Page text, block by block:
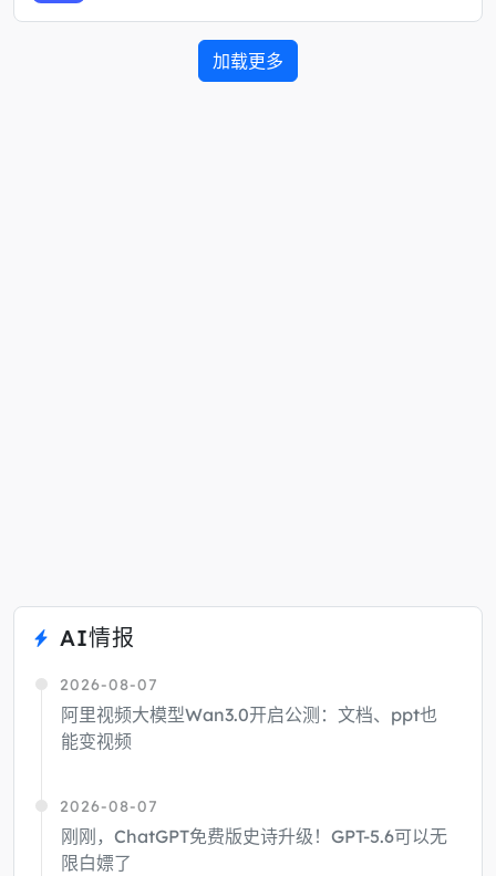
加载更多
AI情报
2026-08-07
阿里视频大模型Wan3.0开启公测：文档、ppt也
能变视频
2026-08-07
刚刚，ChatGPT免费版史诗升级！GPT-5.6可以无
限白嫖了